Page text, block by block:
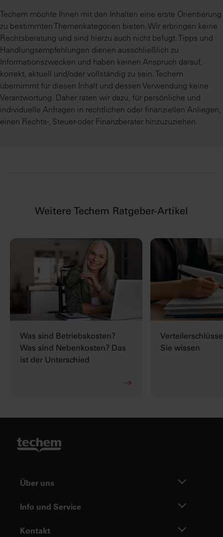
Techem möchte Ihnen mit den Inhalten eine erste Orientierung
zu bestimmten Themenkategorien bieten. Wir erbringen keine
Rechtsberatung und sind hierzu auch nicht befugt. Tipps und
Handlungsempfehlungen dienen ausschließlich zu
Informationszwecken und haben keinen Anspruch darauf,
korrekt, aktuell und/oder vollständig zu sein. Techem
übernimmt für diesen Inhalt und dessen Verwendung keine
Verantwortung. Daher raten wir dazu, für persönliche und
individuelle Anfragen in rechtlichen oder finanziellen Anliegen,
einen Rechts-, Steuer- oder Finanzberater hinzuzuziehen.
Weitere Techem Ratgeber-Artikel
Was sind Betriebskosten?
Was sind Nebenkosten? Das
ist der Unterschied
Sie wissen
Über uns
Info und Service
Kontakt